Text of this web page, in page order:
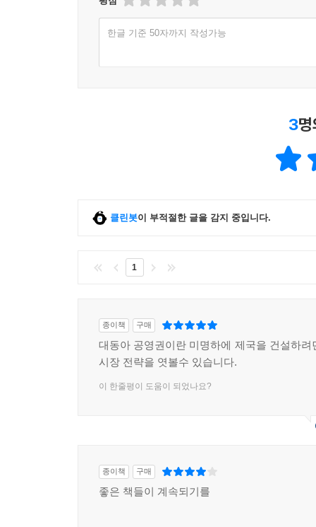
인플레이션에 따른 중국 계정의 팽창 210
부풀려진 실적 212
패전의 그림자 214
남북에서 서로 달랐던 접수 이후의 조치 233
선은권의 현지 인쇄 233
일본 인쇄국 제조의 선은권이 무효화되다 242
제12장 한국은행의 발족과 한국전쟁
서울이 함락되고 선은권이 약탈되다 247
한국은행권을 일본에서 인쇄하다 250
전란 속에서의 통화 교환 251
적성분자가 사용하는 선은권의 교환 저지 253
역자 후기 263
조선은행 연표 263
참고자료 275
한글 기준 50자까지 작성가능
3
클린봇이 부적절한 글을 감지 중입니다.
1
종이책 구매
대동아 공영권이란 미명하에 제국을 건설하려
시장 전략을 엿볼수 있습니다.
이 한줄평이 도움이 되었나요?
종이책 구매
좋은 책들이 계속되기를